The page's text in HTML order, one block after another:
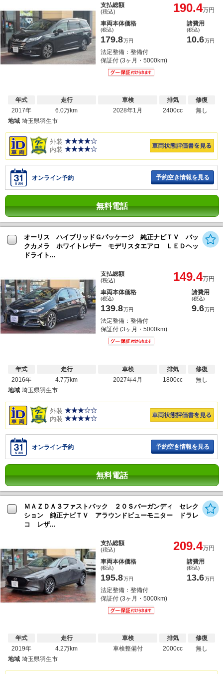
支払総額
(税込) 190.4万円
車両本体価格
(税込)
179.8万円
諸費用
(税込)
10.6万円
法定整備：整備付
保証付 (3ヶ月・5000km)
年式
2017年
走行
6.0万km
車検
2028年1月
排気
2400cc
修復
無し
地域 埼玉県羽生市
外装
内装
オンライン予約 予約空き情報を見る
無料電話
オーリス ハイブリッドＧパッケージ 純正ナビＴＶ バッ
クカメラ ホワイトレザー モデリスタエアロ ＬＥＤヘッ
ドライト...
支払総額
(税込) 149.4万円
車両本体価格
(税込)
139.8万円
諸費用
(税込)
9.6万円
法定整備：整備付
保証付 (3ヶ月・5000km)
年式
2016年
走行
4.7万km
車検
2027年4月
排気
1800cc
修復
無し
地域 埼玉県羽生市
外装
内装
オンライン予約 予約空き情報を見る
無料電話
ＭＡＺＤＡ３ファストバック ２０Ｓバーガンディ セレク
ション 純正ナビＴＶ アラウンドビューモニター ドラレ
コ レザ...
支払総額
(税込) 209.4万円
車両本体価格
(税込)
195.8万円
諸費用
(税込)
13.6万円
法定整備：整備付
保証付 (3ヶ月・5000km)
年式
2019年
走行
4.2万km
車検
車検整備付
排気
2000cc
修復
無し
地域 埼玉県羽生市